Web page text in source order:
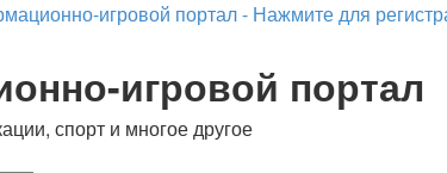
игровой портал - Нажмите для
игровой портал
спорт и многое другое